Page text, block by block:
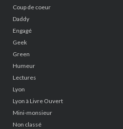
Coup de coeur
Daddy
Engagé
Geek
Green
Humeur
Lectures
Lyon
Lyon à Livre Ouvert
Mini-monsieur
Non classé